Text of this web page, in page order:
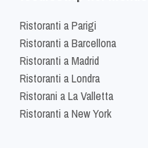
Ristoranti a Parigi
Ristoranti a Barcellona
Ristoranti a Madrid
Ristoranti a Londra
Ristorani a La Valletta
Ristoranti a New York